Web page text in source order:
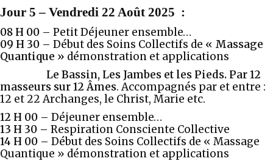
Jour 5 – Vendredi 22 Août 2025 :
08 H 00 – Petit Déjeuner ensemble…
09 H 30 – Début des Soins Collectifs de « Massage
Quantique » démonstration et applications
Le Bassin, Les Jambes et les Pieds. Par 12
masseurs sur 12 Âmes. Accompagnés par et entre :
12 et 22 Archanges, le Christ, Marie etc.
12 H 00 – Déjeuner ensemble…
13 H 30 – Respiration Consciente Collective
14 H 00 – Début des Soins Collectifs de « Massage
Quantique » démonstration et applications